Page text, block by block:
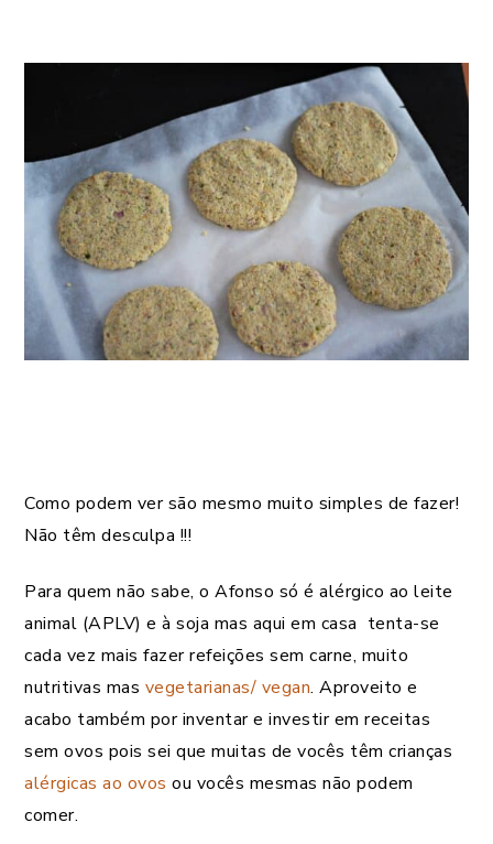
Como podem ver são mesmo muito simples de fazer!
Não têm desculpa !!!
Para quem não sabe, o Afonso só é alérgico ao leite
animal (APLV) e à soja mas aqui em casa tenta-se
cada vez mais fazer refeições sem carne, muito
nutritivas mas vegetarianas/ vegan. Aproveito e
acabo também por inventar e investir em receitas
sem ovos pois sei que muitas de vocês têm crianças
alérgicas ao ovos ou vocês mesmas não podem
comer.